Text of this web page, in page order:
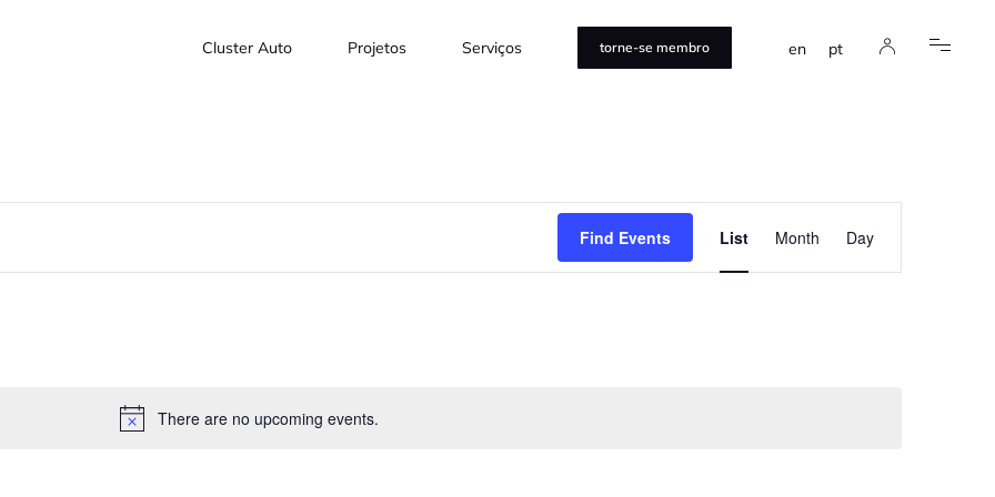
Cluster Auto Projetos Serviços torne-se membro en pt
There are no upcoming events.
Find Events
Views
List Month Day